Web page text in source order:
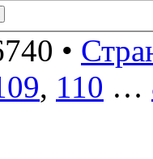
•
, 110 …